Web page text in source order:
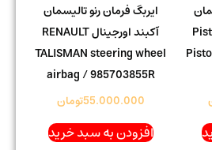
ایربگ فرمان رنو تالیسمان
آکبند اورجینال RENAULT
TALISMAN steering wheel
airbag / 985703855R
55.000.000تومان
افزودن به سبد خرید